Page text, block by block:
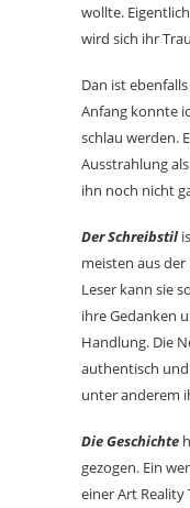
wollte.
wird sich ihr
Dan ist
Anfang konnte
schlau werden.
Ausstrahlung
ihn noch nicht
Der Schreibstil
meisten aus
Leser kann sie
ihre Gedanken
Handlung. Die
authentisch
unter anderem
Die Geschichte
gezogen. Ein
einer Art Reality